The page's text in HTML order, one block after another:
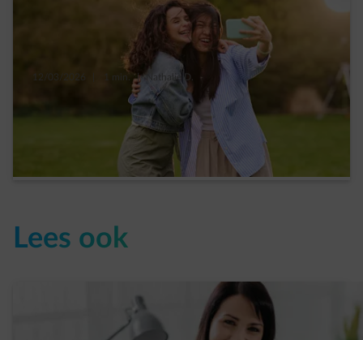
12/03/2026 1 min. | Nathalie D.
Happy Hours, het geheim achter de 100%
gratis elektriciteit van ENGIE
Lees ook